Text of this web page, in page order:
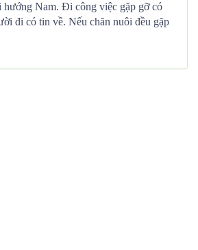
hướng Nam. Đi công việc gặp gỡ có
đi có tin về. Nếu chăn nuôi đều gặp